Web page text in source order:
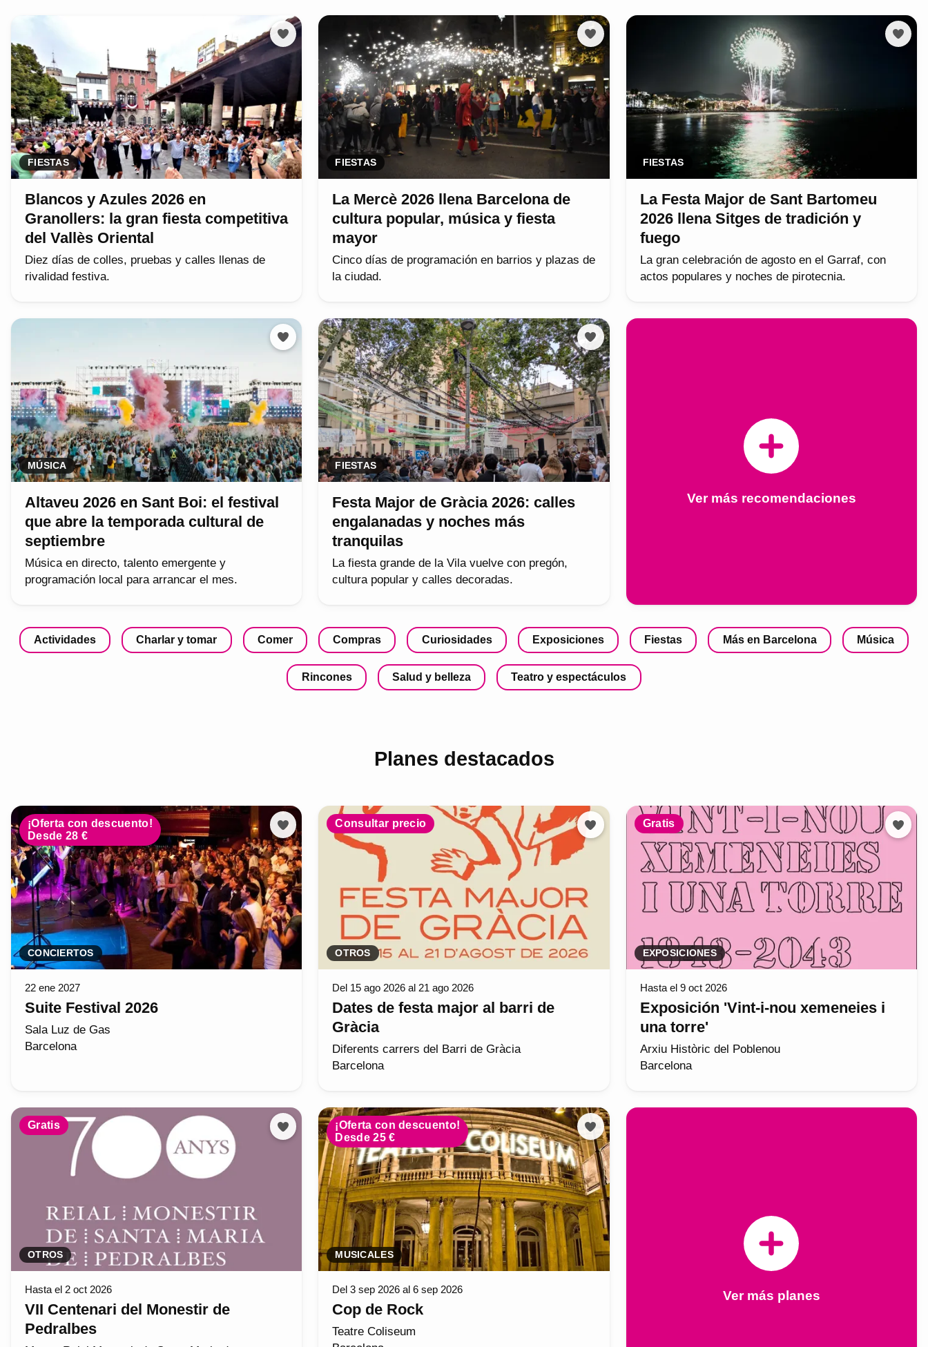
FIESTAS
Blancos y Azules 2026 en
Granollers: la gran fiesta competitiva
del Vallès Oriental
Diez días de colles, pruebas y calles llenas de
rivalidad festiva.
FIESTAS
La Mercè 2026 llena Barcelona de
cultura popular, música y fiesta
mayor
Cinco días de programación en barrios y plazas de
la ciudad.
FIESTAS
La Festa Major de Sant Bartomeu
2026 llena Sitges de tradición y
fuego
La gran celebración de agosto en el Garraf, con
actos populares y noches de pirotecnia.
MÚSICA
Altaveu 2026 en Sant Boi: el festival
que abre la temporada cultural de
septiembre
Música en directo, talento emergente y
programación local para arrancar el mes.
FIESTAS
Festa Major de Gràcia 2026: calles
engalanadas y noches más
tranquilas
La fiesta grande de la Vila vuelve con pregón,
cultura popular y calles decoradas.
Ver más recomendaciones
Actividades Charlar y tomar Comer Compras Curiosidades Exposiciones Fiestas Más en Barcelona Música
Rincones Salud y belleza Teatro y espectáculos
Planes destacados
¡Oferta con descuento!
Desde 28 €
CONCIERTOS
22 ene 2027
Suite Festival 2026
Sala Luz de Gas
Barcelona
Consultar precio
OTROS
Del 15 ago 2026 al 21 ago 2026
Dates de festa major al barri de
Gràcia
Diferents carrers del Barri de Gràcia
Barcelona
Gratis
EXPOSICIONES
Hasta el 9 oct 2026
Exposición 'Vint-i-nou xemeneies i
una torre'
Arxiu Històric del Poblenou
Barcelona
Gratis
OTROS
Hasta el 2 oct 2026
VII Centenari del Monestir de
Pedralbes
¡Oferta con descuento!
Desde 25 €
MUSICALES
Del 3 sep 2026 al 6 sep 2026
Cop de Rock
Teatre Coliseum
Ver más planes